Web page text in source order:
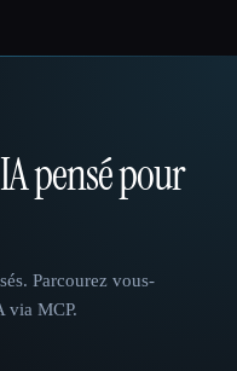
pensé pour
Parcourez vous-
via MCP.